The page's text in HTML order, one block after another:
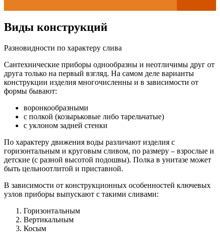
Виды конструкций
Разновидности по характеру слива
Сантехнические приборы однообразны и неотличимы друг от
друга только на первый взгляд. На самом деле варианты
конструкции изделия многочисленны и в зависимости от
формы бывают:
воронкообразными
с полкой (козырьковые либо тарельчатые)
с уклоном задней стенки
По характеру движения воды различают изделия с
горизонтальным и круговым сливом, по размеру – взрослые и
детские (с разной высотой подошвы). Полка в унитазе может
быть цельноотлитой и приставной.
В зависимости от конструкционных особенностей ключевых
узлов приборы выпускают с такими сливами:
Горизонтальным
Вертикальным
Косым